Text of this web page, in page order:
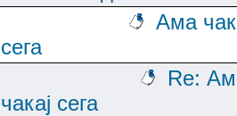
Ама
сега
Re:
чакај сега